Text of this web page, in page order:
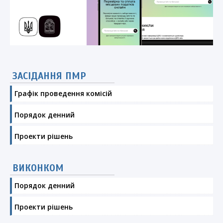
ЗАСІДАННЯ ПМР
Графік проведення комісій
Порядок денний
Проекти рішень
ВИКОНКОМ
Порядок денний
Проекти рішень